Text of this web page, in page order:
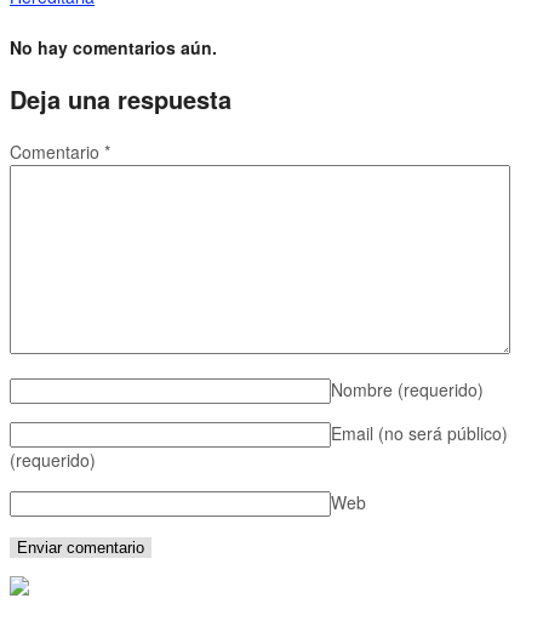
No hay comentarios aún.
Deja una respuesta
Comentario *
Nombre (requerido)
Email (no será público)
(requerido)
Web